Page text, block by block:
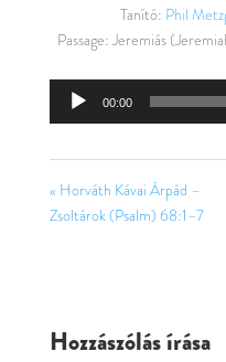
Tanító: Phil
Passage: Jeremiás
00:00
« Horváth Kávai Árpád –
Zsoltárok (Psalm) 68:1–7
Hozzászólás írása